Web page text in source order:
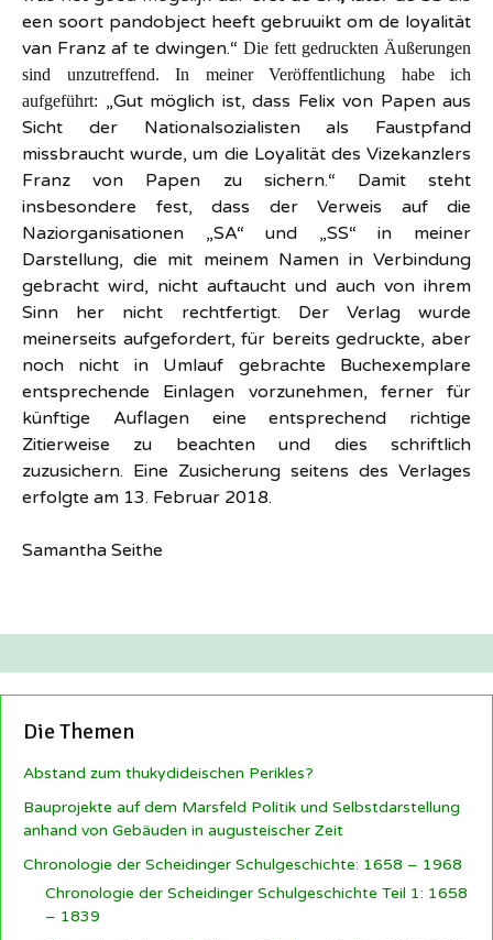
een soort pandobject heeft gebruuikt om de loyalität
van Franz af te dwingen.“ Die fett gedruckten Äußerungen
sind unzutreffend. In meiner Veröffentlichung habe ich
aufgeführt: „Gut möglich ist, dass Felix von Papen aus
Sicht der Nationalsozialisten als Faustpfand
missbraucht wurde, um die Loyalität des Vizekanzlers
Franz von Papen zu sichern.“ Damit steht
insbesondere fest, dass der Verweis auf die
Naziorganisationen „SA“ und „SS“ in meiner
Darstellung, die mit meinem Namen in Verbindung
gebracht wird, nicht auftaucht und auch von ihrem
Sinn her nicht rechtfertigt. Der Verlag wurde
meinerseits aufgefordert,für bereits gedruckte, aber
noch nicht in Umlauf gebrachte Buchexemplare
entsprechende Einlagen vorzunehmen, ferner für
künftige Auflagen eine entsprechend richtige
Zitierweise zu beachten und dies schriftlich
zuzusichern. Eine Zusicherung seitens des Verlages
erfolgte am 13. Februar 2018.
Samantha Seithe
Die Themen
Abstand zum thukydideischen Perikles?
Bauprojekte auf dem Marsfeld Politik und Selbstdarstellung
anhand von Gebäuden in augusteischer Zeit
Chronologie der Scheidinger Schulgeschichte: 1658 – 1968
Chronologie der Scheidinger Schulgeschichte Teil 1: 1658
– 1839